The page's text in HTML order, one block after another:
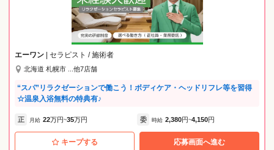
エーワン | セラピスト / 施術者
北海道 札幌市 ...他7店舗
“スパ”リラクゼーションで働こう！ボディケア・ヘッドリフレ等を習得
☆温泉入浴無料の特典有♪
正 月給 22万円~35万円 委 時給 2,380円~4,150円
キープする 応募画面へ進む